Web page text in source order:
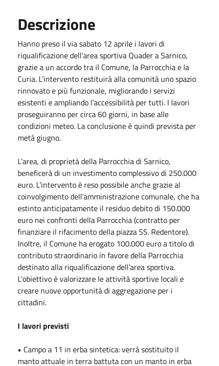
Descrizione
Hanno preso il via sabato 12 aprile i lavori di
riqualificazione dell’area sportiva Quader a Sarnico,
grazie a un accordo tra il Comune, la Parrocchia e la
Curia. L’intervento restituirà alla comunità uno spazio
rinnovato e più funzionale, migliorando i servizi
esistenti e ampliando l’accessibilità per tutti. I lavori
proseguiranno per circa 60 giorni, in base alle
condizioni meteo. La conclusione è quindi prevista per
metà giugno.
L’area, di proprietà della Parrocchia di Sarnico,
beneficerà di un investimento complessivo di 250.000
euro. L’intervento è reso possibile anche grazie al
coinvolgimento dell’amministrazione comunale, che ha
estinto anticipatamente il residuo debito di 150.000
euro nei confronti della Parrocchia (contratto per
finanziare il rifacimento della piazza SS. Redentore).
Inoltre, il Comune ha erogato 100.000 euro a titolo di
contributo straordinario in favore della Parrocchia
destinato alla riqualificazione dell’area sportiva.
L’obiettivo è valorizzare le attività sportive locali e
creare nuove opportunità di aggregazione per i
cittadini.
I lavori previsti
• Campo a 11 in erba sintetica: verrà sostituito il
manto attuale in terra battuta con un manto in erba